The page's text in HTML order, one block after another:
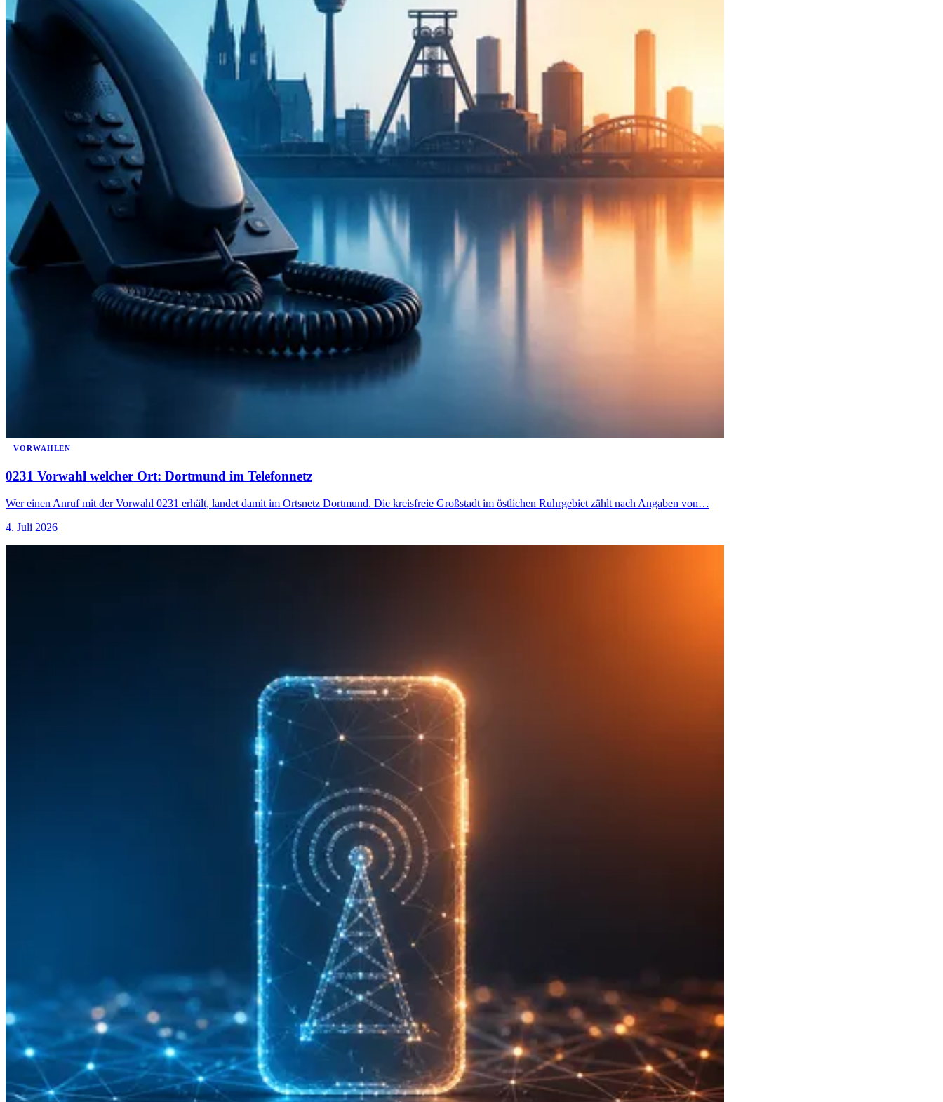
VORWAHLEN
0231 Vorwahl welcher Ort: Dortmund im Telefonnetz
Wer einen Anruf mit der Vorwahl 0231 erhält, landet damit im Ortsnetz Dortmund. Die kreisfreie Großstadt im östlichen Ruhrgebiet zählt nach Angaben von…
4. Juli 2026